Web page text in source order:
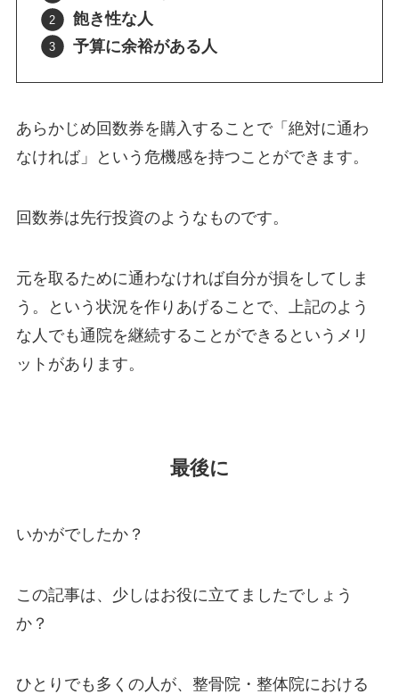
飽き性な人
予算に余裕がある人
あらかじめ回数券を購入することで「絶対に通わ
なければ」という危機感を持つことができます。
回数券は先行投資のようなものです。
元を取るために通わなければ自分が損をしてしま
う。という状況を作りあげることで、上記のよう
な人でも通院を継続することができるというメリ
ットがあります。
最後に
いかがでしたか？
この記事は、少しはお役に立てましたでしょう
か？
ひとりでも多くの人が、整骨院・整体院における